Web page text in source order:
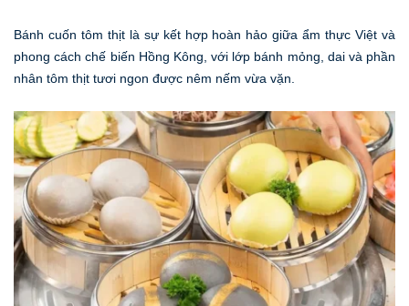
Bánh cuốn tôm thịt là sự kết hợp hoàn hảo giữa ẩm thực Việt và
phong cách chế biến Hồng Kông, với lớp bánh mỏng, dai và phần
nhân tôm thịt tươi ngon được nêm nếm vừa vặn.